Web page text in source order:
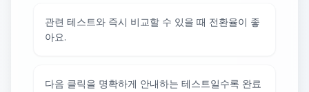
관련 테스트와 즉시 비교할 수 있을 때 전환율이 좋
아요.
다음 클릭을 명확하게 안내하는 테스트일수록 완료